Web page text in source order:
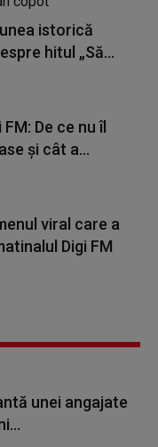
istorică
hitul „Să...
De ce nu îl
și cât a...
viral care a
Digi FM
unei angajate